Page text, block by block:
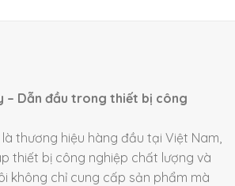
– Dẫn đầu trong thiết bị công
thương hiệu hàng đầu tại Việt Nam,
thiết bị công nghiệp chất lượng và
không chỉ cung cấp sản phẩm mà